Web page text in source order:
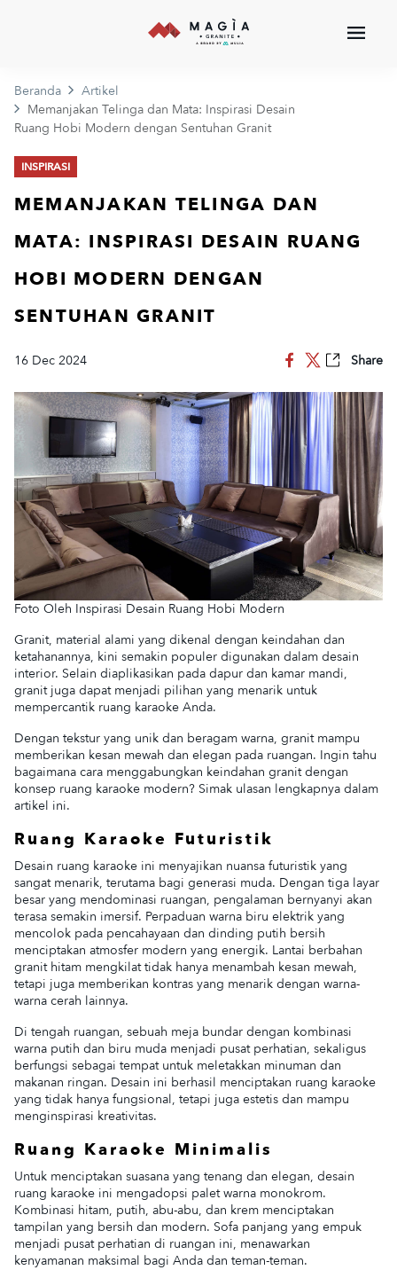
Beranda
Artikel
Memanjakan Telinga dan Mata: Inspirasi Desain
Ruang Hobi Modern dengan Sentuhan Granit
INSPIRASI
MEMANJAKAN TELINGA DAN
MATA: INSPIRASI DESAIN RUANG
HOBI MODERN DENGAN
SENTUHAN GRANIT
16 Dec 2024 Share
Foto Oleh Inspirasi Desain Ruang Hobi Modern
Granit, material alami yang dikenal dengan keindahan dan
ketahanannya, kini semakin populer digunakan dalam desain
interior. Selain diaplikasikan pada dapur dan kamar mandi,
granit juga dapat menjadi pilihan yang menarik untuk
mempercantik ruang karaoke Anda.
Dengan tekstur yang unik dan beragam warna, granit mampu
memberikan kesan mewah dan elegan pada ruangan. Ingin tahu
bagaimana cara menggabungkan keindahan granit dengan
konsep ruang karaoke modern? Simak ulasan lengkapnya dalam
artikel ini.
Ruang Karaoke Futuristik
Desain ruang karaoke ini menyajikan nuansa futuristik yang
sangat menarik, terutama bagi generasi muda. Dengan tiga layar
besar yang mendominasi ruangan, pengalaman bernyanyi akan
terasa semakin imersif. Perpaduan warna biru elektrik yang
mencolok pada pencahayaan dan dinding putih bersih
menciptakan atmosfer modern yang energik. Lantai berbahan
granit hitam mengkilat tidak hanya menambah kesan mewah,
tetapi juga memberikan kontras yang menarik dengan warna-
warna cerah lainnya.
Di tengah ruangan, sebuah meja bundar dengan kombinasi
warna putih dan biru muda menjadi pusat perhatian, sekaligus
berfungsi sebagai tempat untuk meletakkan minuman dan
makanan ringan. Desain ini berhasil menciptakan ruang karaoke
yang tidak hanya fungsional, tetapi juga estetis dan mampu
menginspirasi kreativitas.
Ruang Karaoke Minimalis
Untuk menciptakan suasana yang tenang dan elegan, desain
ruang karaoke ini mengadopsi palet warna monokrom.
Kombinasi hitam, putih, abu-abu, dan krem menciptakan
tampilan yang bersih dan modern. Sofa panjang yang empuk
menjadi pusat perhatian di ruangan ini, menawarkan
kenyamanan maksimal bagi Anda dan teman-teman.